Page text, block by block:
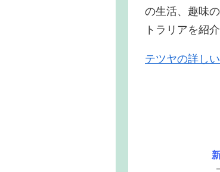
の生活、趣味
トラリアを紹
テツヤの詳し